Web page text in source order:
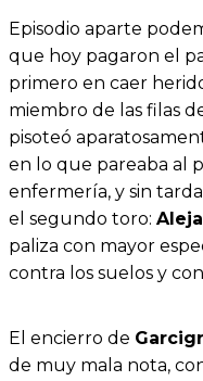
Episodio aparte
que hoy pagaron el
primero en caer
miembro de las filas
pisoteó
en lo que pareaba al
enfermería, y sin
el segundo toro:
paliza con mayor
contra los suelos y
El encierro de
de muy mala nota,